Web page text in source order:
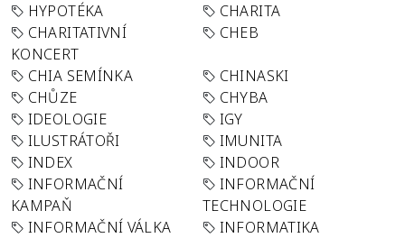
HYPOTÉKA
CHARITA
CHARITATIVNÍ
KONCERT
CHEB
CHIA SEMÍNKA
CHINASKI
CHŮZE
CHYBA
IDEOLOGIE
IGY
ILUSTRÁTOŘI
IMUNITA
INDEX
INDOOR
INFORMAČNÍ
KAMPAŇ
INFORMAČNÍ
TECHNOLOGIE
INFORMAČNÍ VÁLKA
INFORMATIKA